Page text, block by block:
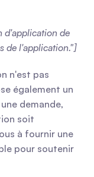
d'application de
de l'application."]
n'est pas
également un
demande,
soit
à fournir une
pour soutenir